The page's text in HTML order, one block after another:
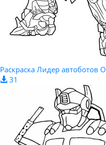
Раскраска Лидер автоботов
31